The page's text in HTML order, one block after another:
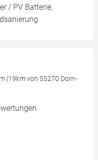
/ PV Batterie,
(19km von 55270 Dorn-